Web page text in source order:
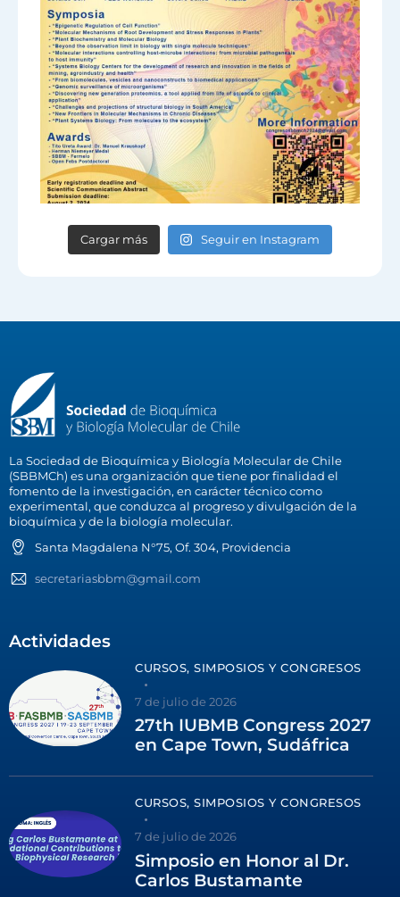
Cargar más Seguir en Instagram
La Sociedad de Bioquímica y Biología Molecular de Chile
(SBBMCh) es una organización que tiene por finalidad el
fomento de la investigación, en carácter técnico como
experimental, que conduzca al progreso y divulgación de la
bioquímica y de la biología molecular.
Santa Magdalena N°75, Of. 304, Providencia
secretariasbbm@gmail.com
Actividades
CURSOS, SIMPOSIOS Y CONGRESOS
7 de julio de 2026
27th IUBMB Congress 2027
en Cape Town, Sudáfrica
CURSOS, SIMPOSIOS Y CONGRESOS
7 de julio de 2026
Simposio en Honor al Dr.
Carlos Bustamante